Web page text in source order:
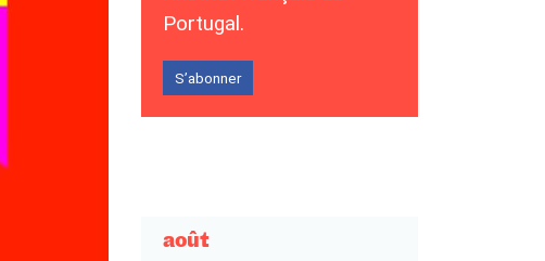
Portugal.
S’abonner
août